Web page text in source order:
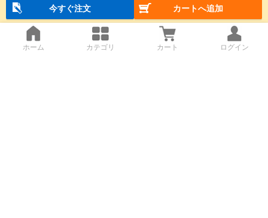
今すぐ注文
カートへ追加
ホーム カテゴリ カート ログイン